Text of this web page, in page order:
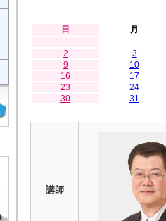
日 月
2
3
9
10
16
17
23
24
30
31
講師